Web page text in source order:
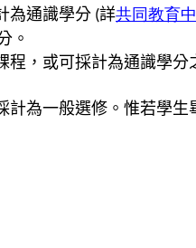
為通識學分 (詳共同教育
。
，或可採計為通識學
計為一般選修。惟若學